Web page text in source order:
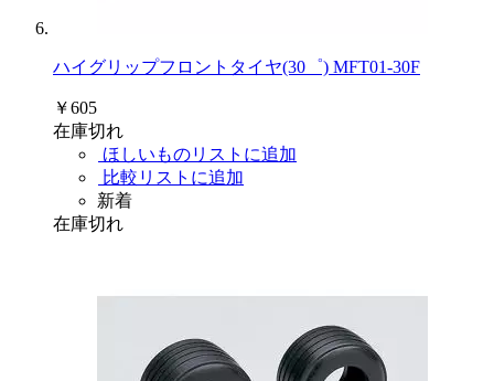
ハイグリップフロントタイヤ(30゜) MFT01-30F
￥605
在庫切れ
ほしいものリストに追加
比較リストに追加
新着
在庫切れ